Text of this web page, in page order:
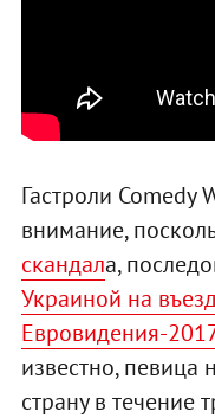
Гастроли Comedy
внимание,
скандала,
Украиной на
Евровидения-
известно, певица
страну в течение